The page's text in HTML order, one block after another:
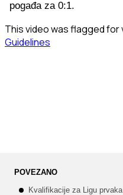
pogađa za 0:1.
POVEZANO
Kvalifikacije za Ligu prvaka